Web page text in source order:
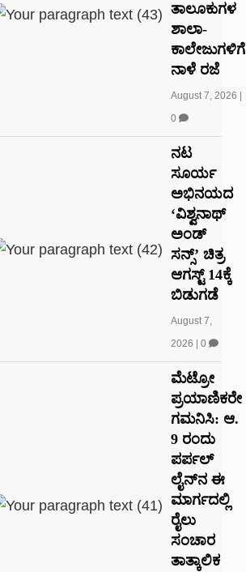
ತಾಲೂಕುಗಳ
ಶಾಲಾ-
ಕಾಲೇಜುಗಳಿಗೆ
ನಾಳೆ ರಜೆ
August 7, 2026
0
ನಟ
ಸೂರ್ಯ
ಅಭಿನಯದ
‘ವಿಶ್ವನಾಥ್
ಅಂಡ್
ಸನ್ಸ್’ ಚಿತ್ರ
ಆಗಸ್ಟ್ 14ಕ್ಕೆ
ಬಿಡುಗಡೆ
August 7,
2026
0
ಮೆಟ್ರೋ
ಪ್ರಯಾಣಿಕರೇ
ಗಮನಿಸಿ: ಆ.
9 ರಂದು
ಪರ್ಪಲ್
ಲೈನ್‌ನ ಈ
ಮಾರ್ಗದಲ್ಲಿ
ರೈಲು
ಸಂಚಾರ
ತಾತ್ಕಾಲಿಕ